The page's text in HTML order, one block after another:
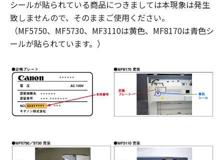
シールが貼られている商品につきましては本現象は発生
致しませんので、そのままご使用ください。
（MF5750、MF5730、MF3110は黄色、MF8170は青色シ
ールが貼られています。）